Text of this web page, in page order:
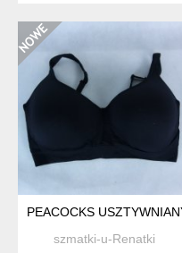
PEACOCKS
szmatki-u-Renatki